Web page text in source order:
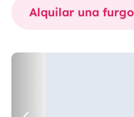
Alquilar una